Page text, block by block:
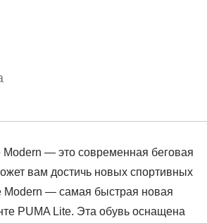
Modern — это современная беговая
вам достичь новых спортивных
Modern — самая быстрая новая
PUMA Lite. Эта обувь оснащена